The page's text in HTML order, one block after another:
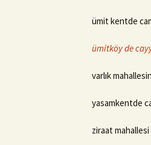
ümit kentde
ümitköy de
varlık
yasamkentde
ziraat mahallesi